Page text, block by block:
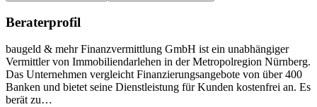
Beraterprofil
baugeld & mehr Finanzvermittlung GmbH ist ein unabhängiger
Vermittler von Immobiliendarlehen in der Metropolregion Nürnberg.
Das Unternehmen vergleicht Finanzierungsangebote von über 400
Banken und bietet seine Dienstleistung für Kunden kostenfrei an. Es
berät zu…